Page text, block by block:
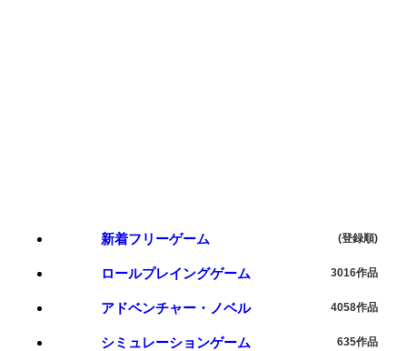
新着フリーゲーム (登録順)
ロールプレイングゲーム 3016作品
アドベンチャー・ノベル 4058作品
シミュレーションゲーム 635作品